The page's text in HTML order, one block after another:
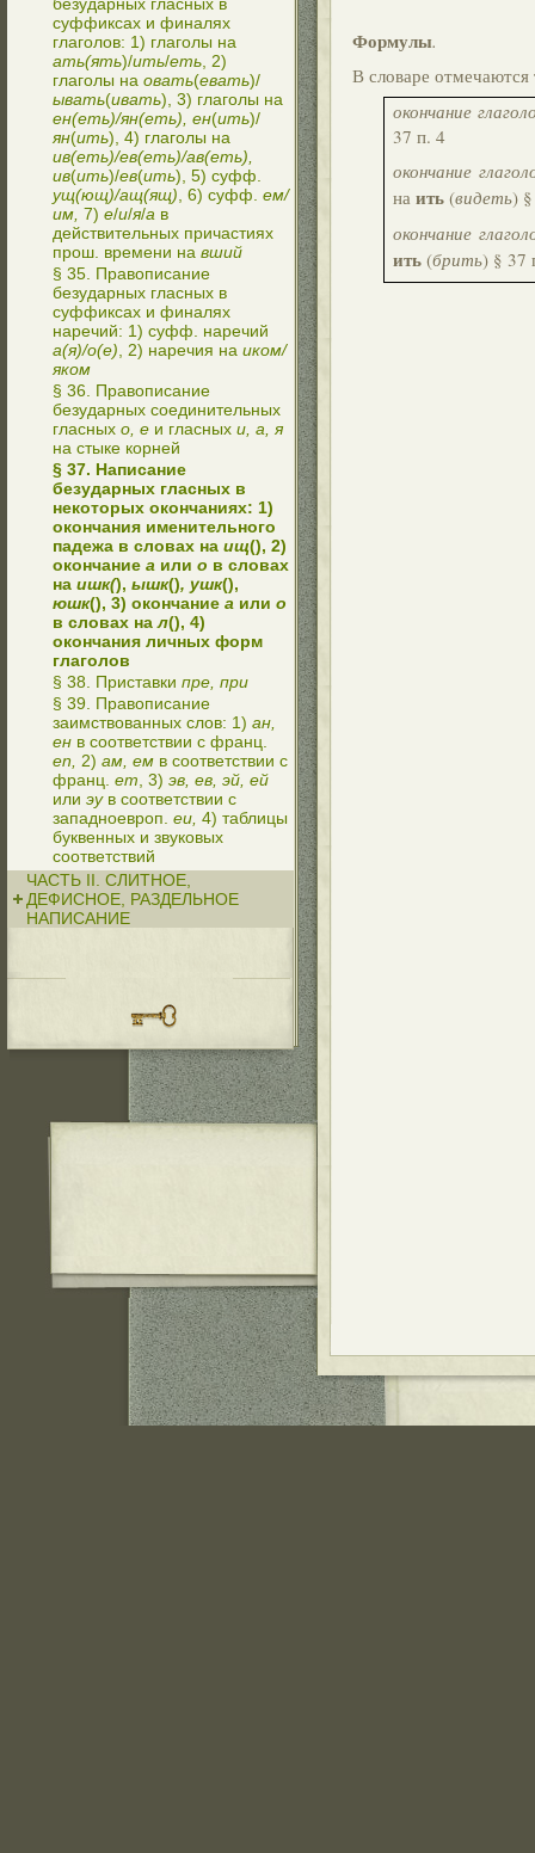
суффиксах и финалях
глаголов: 1) глаголы на
ать(ять)/ить/еть , 2)
глаголы на овать(евать)/
ывать(ивать), 3) глаголы на
ен(еть)/ян(еть), ен(ить)/
ян(ить), 4) глаголы на
ив(еть)/ев(еть)/ав(еть),
ив(ить)/ев(ить), 5) суфф.
ущ(ющ)/ащ(ящ) , 6) суфф. ем/
им, 7) е/и/я/а в
действительных причастиях
прош. времени на вший
§ 35. Правописание
безударных гласных в
суффиксах и финалях
наречий: 1) суфф. наречий
а(я)/о(е) , 2) наречия на иком/
яком
§ 36. Правописание
безударных соединительных
гласных о, е и гласных и, а, я
на стыке корней
§ 37. Написание
безударных гласных в
некоторых окончаниях: 1)
окончания именительного
падежа в словах на ищ(), 2)
окончание а или о в словах
на ишк(), ышк(), ушк(),
юшк(), 3) окончание а или о
в словах нал(), 4)
окончания личных форм
глаголов
§ 38. Приставки пре, при
§ 39. Правописание
заимствованных слов: 1) ан,
ен в соответствии с франц.
en,
2) ам, ем в соответствии с
франц. em , 3) эв, ев, эй, ей
или эув соответствии с
западноевроп. eu, 4) таблицы
буквенных и звуковых
соответствий
ЧАСТЬ II. СЛИТНОЕ,
ДЕФИСНОЕ, РАЗДЕЛЬНОЕ
НАПИСАНИЕ
Формулы.
В словаре отмечаются
окончание
37 п. 4
окончание
наить (видеть)
окончание
ить (брить) § 37